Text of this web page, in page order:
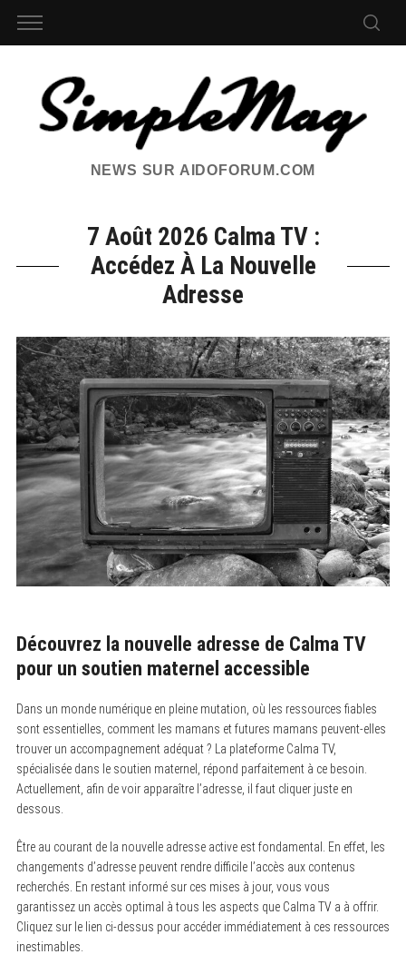
NEWS SUR AIDOFORUM.COM
7 Août 2026 Calma TV :
Accédez À La Nouvelle
Adresse
Découvrez la nouvelle adresse de Calma TV
pour un soutien maternel accessible
Dans un monde numérique en pleine mutation, où les ressources fiables
sont essentielles, comment les mamans et futures mamans peuvent-elles
trouver un accompagnement adéquat ? La plateforme Calma TV,
spécialisée dans le soutien maternel, répond parfaitement à ce besoin.
Actuellement, afin de voir apparaître l’adresse, il faut cliquer juste en
dessous.
Être au courant de la nouvelle adresse active est fondamental. En effet, les
changements d’adresse peuvent rendre difficile l’accès aux contenus
recherchés. En restant informé sur ces mises à jour, vous vous
garantissez un accès optimal à tous les aspects que Calma TV a à offrir.
Cliquez sur le lien ci-dessus pour accéder immédiatement à ces ressources
inestimables.